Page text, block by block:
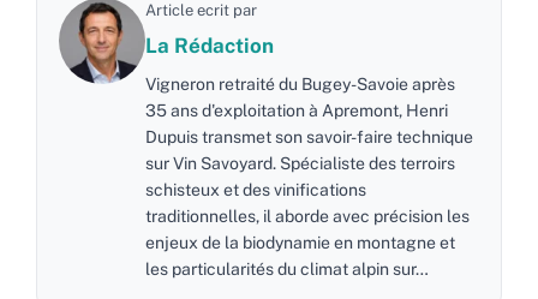
Article ecrit par
La Rédaction
Vigneron retraité du Bugey-Savoie après
35 ans d'exploitation à Apremont, Henri
Dupuis transmet son savoir-faire technique
sur Vin Savoyard. Spécialiste des terroirs
schisteux et des vinifications
traditionnelles, il aborde avec précision les
enjeux de la biodynamie en montagne et
les particularités du climat alpin sur…